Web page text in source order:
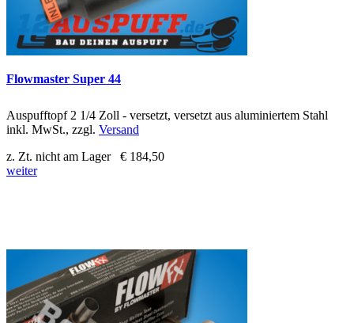
Flowmaster Super 44
Auspufftopf 2 1/4 Zoll - versetzt, versetzt aus aluminiertem Stahl
inkl. MwSt., zzgl. Versand
z. Zt. nicht am Lager
€ 184,50
weiter